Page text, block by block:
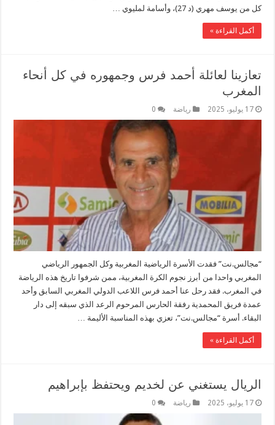
كل من يوسف مهري (د 27)، وأسامة لمليوي …
أكمل القراءة »
تعازينا لعائلة أحمد فرس وجمهوره في كل أنحاء
المغرب
17 يوليو، 2025 رياضة 0
“مجالس.نت” فقدت الأسرة الرياضية المغربية وكل الجمهور الرياضي
المغربي واحدا من أبرز نجوم الكرة المغربية، ممن شرفوا تاريخ هذه الرياضة
في المغرب. فقد رحل عنا أحمد فرس اللاعب الدولي المغربي السابق وأحد
عمدة فريق المحمدية رفقة الحارس المرحوم الرعد الذي سبقه إلى دار
البقاء. أسرة “مجالس.نت”، تعزي بهذه المناسبة الأليمة …
أكمل القراءة »
الريال يستغني عن لخديم ويحتفظ بإبراهيم
17 يوليو، 2025 رياضة 0